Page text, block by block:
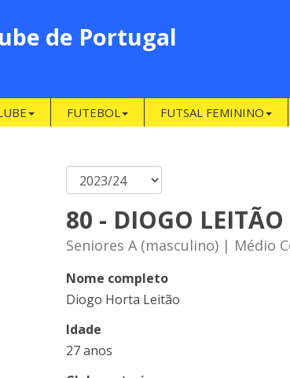
de Portugal
FUTEBOL FUTSAL FEMININO
80 - DIOGO LEITÃO
Seniores A (masculino) | Médio
Nome completo
Diogo Horta Leitão
Idade
27 anos